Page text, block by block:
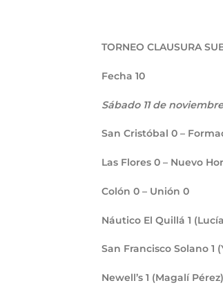
TORNEO CLAUSURA
Fecha 10
Sábado 11 de noviembre
San Cristóbal 0 –
Las Flores 0 – Nuevo
Colón 0 – Unión 0
Náutico El Quillá 1
San Francisco Solano 1
Newell’s 1 (Magalí